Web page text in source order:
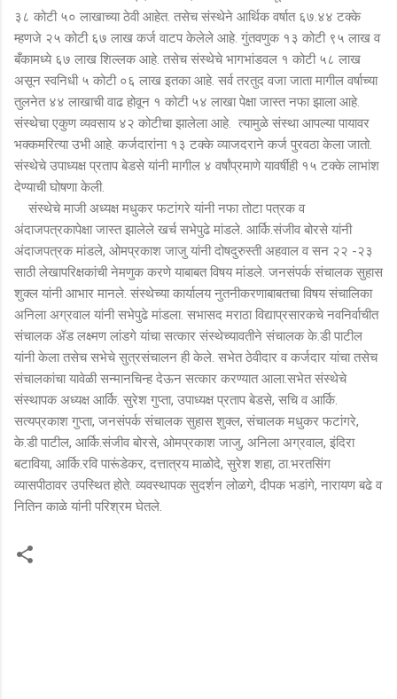
३८ कोटी ५० लाखाच्या ठेवी आहेत. तसेच संस्थेने ‍आर्थिक वर्षात ६७.४४ टक्के
म्हणजे २५ कोटी ६७ लाख कर्ज वाटप केलेले आहे. गुंतवणुक १३ कोटी ९५ लाख व
बँकामध्ये ६७ लाख ‍शिल्लक आहे. तसेच संस्थेचे भागभांडवल १ कोटी ५८ लाख
असून स्वनिधी ५ कोटी ०६ लाख इतका आहे. सर्व तरतुद वजा जाता मागील वर्षाच्या
तुलनेत ४४ लाखाची वाढ होवून १ कोटी ५४ लाखा पेक्षा जास्त नफा झाला आहे.
संस्थेचा एकुण व्यवसाय ४२ कोटीचा झालेला आहे. त्यामुळे संस्था आपल्या पायावर
भक्कमरित्या उभी आहे. कर्जदारांना १३ टक्के व्याजदराने कर्ज पुरवठा केला जातो.
संस्थेचे उपाध्यक्ष प्रताप बेडसे यांनी मागील ४ वर्षांप्रमाणे यावर्षीही १५ टक्के लाभांश
देण्याची घोषणा केली.
संस्थेचे माजी अध्यक्ष मधुकर फटांगरे यांनी नफा तोटा पत्रक व
अंदाजपत्रकापेक्षा जास्त झालेले खर्च सभेपुढे मांडले. आर्कि.संजीव बोरसे यांनी
अंदाजपत्रक मांडले, ओमप्रकाश जाजु यांनी दोषदुरुस्ती अहवाल व सन २२ -२३
साठी लेखापरिक्षकांची नेमणुक करणे याबाबत विषय मांडले. जनसंपर्क संचालक सुहास
शुक्ल यांनी आभार मानले. संस्थेच्या कार्यालय नुतनीकरणाबाबतचा विषय संचालिका
अनिला अग्रवाल यांनी सभेपुढे मांडला. सभासद मराठा विद्याप्रसारकचे नवनिर्वाचीत
संचालक ॲड लक्ष्मण लांडगे यांचा सत्कार संस्थेच्यावतीने संचालक के.डी पाटील
यांनी केला तसेच सभेचे सुत्रसंचालन ही केले. सभेत ठेवीदार व कर्जदार यांचा तसेच
संचालकांचा यावेळी सन्मानचिन्ह देऊन सत्कार करण्यात आला.सभेत संस्थेचे
संस्थापक अध्यक्ष आर्कि. सुरेश गुप्ता, उपाध्यक्ष प्रताप बेडसे, सचि व आर्कि.
सत्यप्रकाश गुप्ता, जनसंपर्क संचालक सुहास शुक्ल, संचालक मधुकर फटांगरे,
के.डी पाटील, आर्कि.संजीव बोरसे, ओमप्रकाश जाजु, अनिला अग्रवाल, इंदिरा
बटाविया, आर्कि.रवि पारूंडेकर, दत्तात्रय माळोदे, सुरेश शहा, ठा.भरतसिंग
व्यासपीठावर उपस्थित होते. व्यवस्थापक सुदर्शन लोळगे, दीपक भडांगे, नारायण बढे व
नितिन काळे यांनी परिश्रम घेतले.